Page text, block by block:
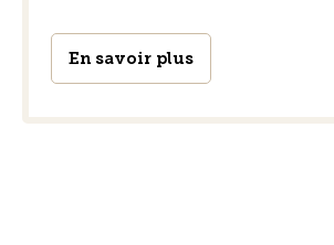
En savoir plus